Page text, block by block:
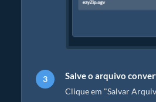
Salve o arquivo
Clique em "Salvar